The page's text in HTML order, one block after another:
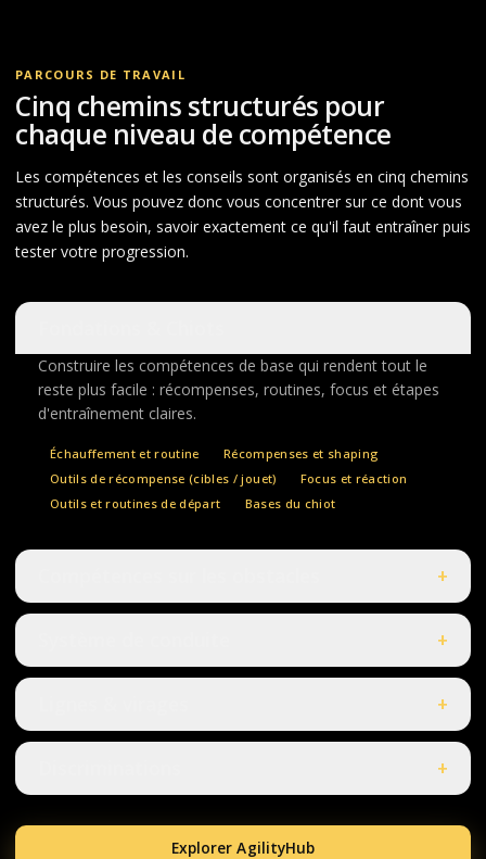
PARCOURS DE TRAVAIL
Cinq chemins structurés pour
chaque niveau de compétence
Les compétences et les conseils sont organisés en cinq chemins
structurés. Vous pouvez donc vous concentrer sur ce dont vous
avez le plus besoin, savoir exactement ce qu'il faut entraîner puis
tester votre progression.
Construire les compétences de base qui rendent tout le
reste plus facile : récompenses, routines, focus et étapes
d'entraînement claires.
Échauffement et routine
Récompenses et shaping
Outils de récompense (cibles / jouet)
Focus et réaction
Outils et routines de départ
Bases du chiot
+
+
+
+
Explorer AgilityHub